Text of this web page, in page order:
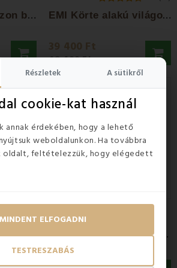
Részletek A sütikről
cookie-kat használ
annak érdekében, hogy a lehető
weboldalunkon. Ha továbbra
oldalt, feltételezzük, hogy elégedett
TESTRESZABÁS
MINDENT ELFOGADNI
E
MI kék velúrvászon babzsákfotel E
MI Körte alakú világosbarna velúr...
39 400 Ft
48 400 Ft
Kedvezmény -19%
KÉSZLETEN
EMI Körte alakú sárga műbőr babzsákfotel